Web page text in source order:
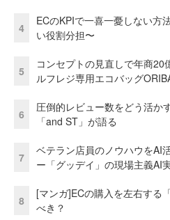
4
ECのKPIで一喜一憂しない方
い役割分担〜
5
コンセプトの見直しで年商
ルフレジ専用エコバッグ
6
圧倒的レビュー数をどう活か
「and ST」が語る
7
ベテラン店員のノウハウをAI
ー「グッデイ」の現場主義AI
8
[マンガ]ECの購入を左右する
べき？